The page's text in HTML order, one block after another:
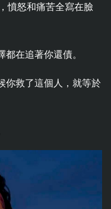
憤怒和痛苦全寫在臉
在追著你還債。
你救了這個人，就等於